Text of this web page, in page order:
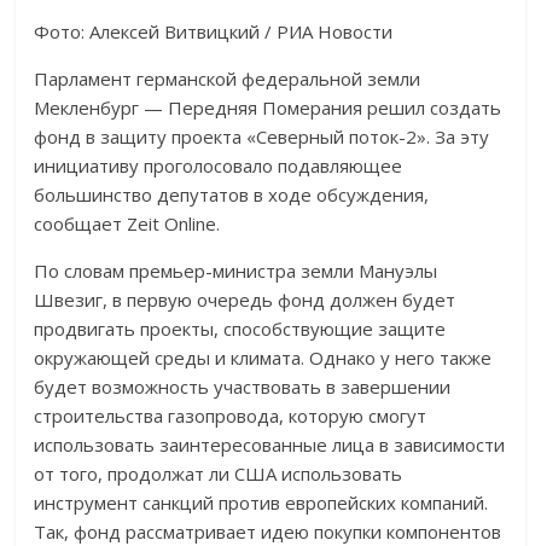
Фото: Алексей Витвицкий / РИА Новости
Парламент германской федеральной земли
Мекленбург — Передняя Померания решил создать
фонд в защиту проекта «Северный поток-2». За эту
инициативу проголосовало подавляющее
большинство депутатов в ходе обсуждения,
сообщает Zeit Online.
По словам премьер-министра земли Мануэлы
Швезиг, в первую очередь фонд должен будет
продвигать проекты, способствующие защите
окружающей среды и климата. Однако у него также
будет возможность участвовать в завершении
строительства газопровода, которую смогут
использовать заинтересованные лица в зависимости
от того, продолжат ли США использовать
инструмент санкций против европейских компаний.
Так, фонд рассматривает идею покупки компонентов